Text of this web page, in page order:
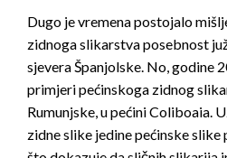
Dugo je vremena postojalo
zidnoga slikarstva posebnost
sjevera Španjolske. No, godine
primjeri pećinskoga zidnog
Rumunjske, u pećini Coliboaia.
zidne slike jedine pećinske slike